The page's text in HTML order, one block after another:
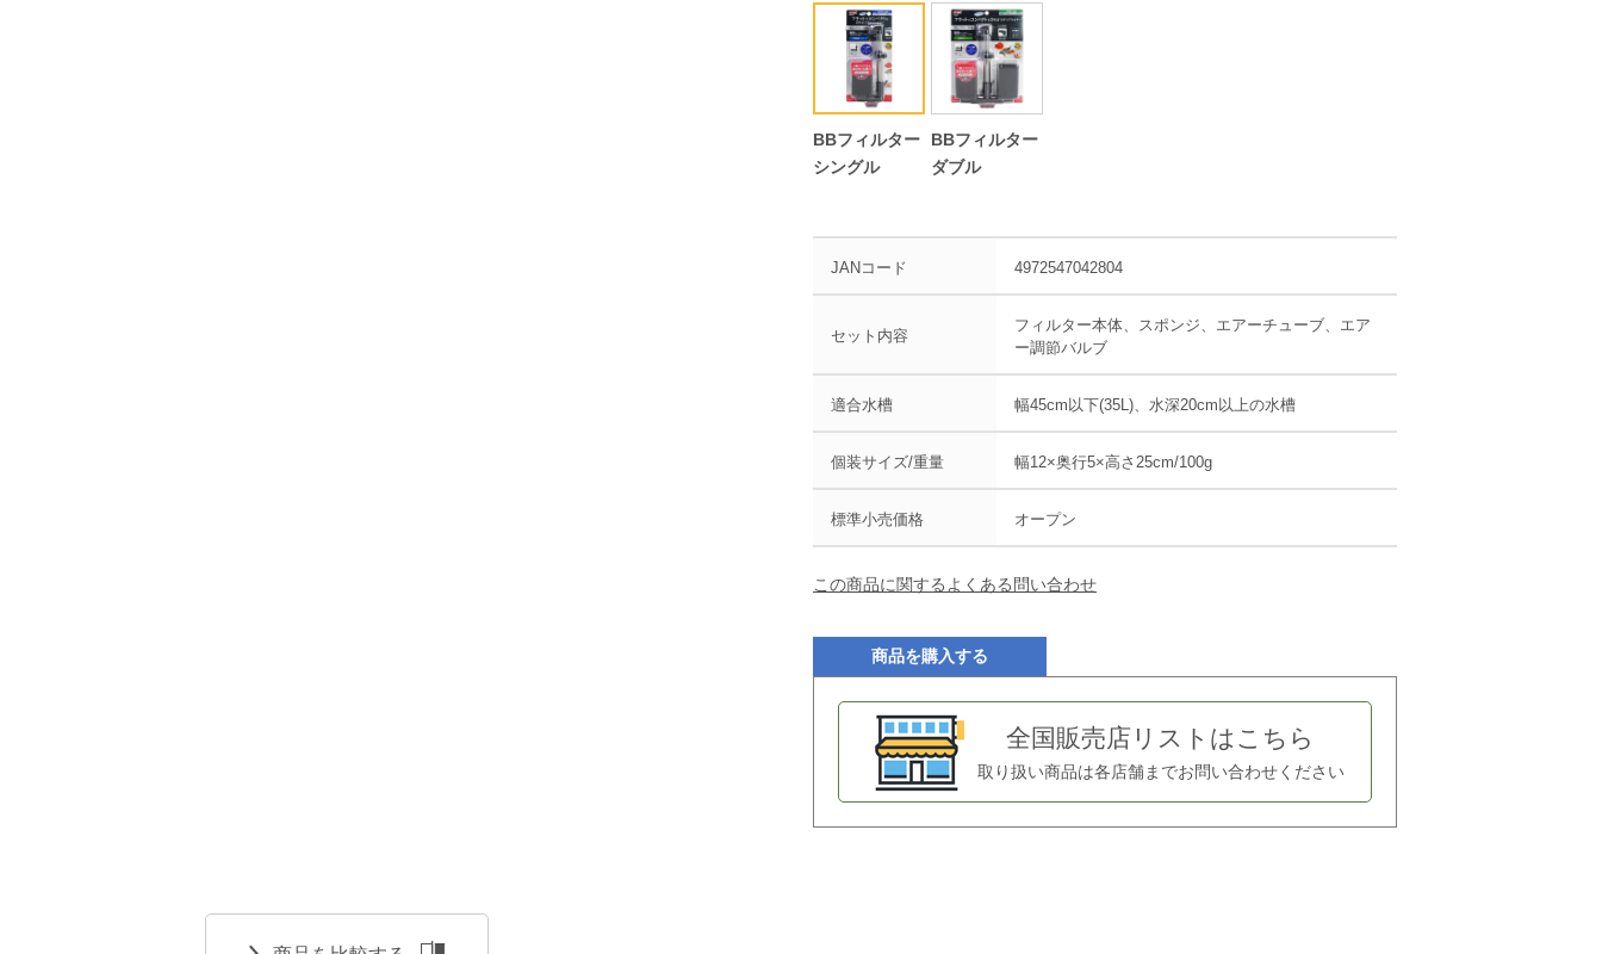
BBフィルター
シングル
BBフィルター
ダブル
JANコード 4972547042804
セット内容
フィルター本体、スポンジ、エアーチューブ、エア
ー調節バルブ
適合水槽 幅45cm以下(35L)、水深20cm以上の水槽
個装サイズ/重量 幅12×奥行5×高さ25cm/100g
標準小売価格 オープン
この商品に関するよくある問い合わせ
商品を購入する
全国販売店リストはこちら
取り扱い商品は各店舗までお問い合わせください